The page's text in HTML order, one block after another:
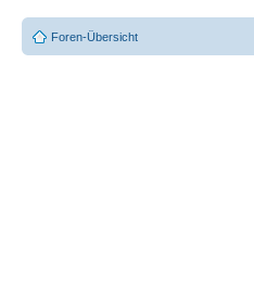
Foren-Übersicht